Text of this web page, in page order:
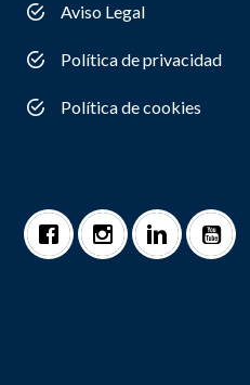
Aviso Legal
Política de privacidad
Política de cookies